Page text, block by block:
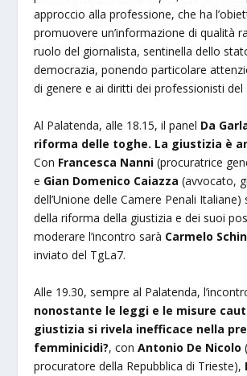
approccio alla professione, che ha
promuovere un’informazione di qualità
ruolo del giornalista, sentinella dello
democrazia, ponendo particolare
di genere e ai diritti dei professionisti del
Al Palatenda, alle 18.15, il panel Da
riforma delle toghe. La giustizia è
Con Francesca Nanni(procuratrice
e Gian Domenico Caiazza (avvocato,
dell’Unione delle Camere Penali Italiane)
della riforma della giustizia e dei suoi
moderare l’incontro sarà Carmelo
inviato del TgLa7.
Alle 19.30, sempre al Palatenda,
nonostante le leggi e le misure
giustizia si rivela inefficace nella
femminicidi?, conAntonio De Nicolo
procuratore della Repubblica di Trieste),